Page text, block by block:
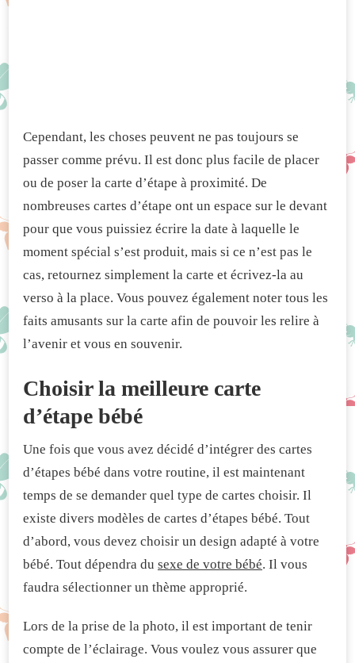
Cependant, les choses peuvent ne pas toujours se
passer comme prévu. Il est donc plus facile de placer
ou de poser la carte d’étape à proximité. De
nombreuses cartes d’étape ont un espace sur le devant
pour que vous puissiez écrire la date à laquelle le
moment spécial s’est produit, mais si ce n’est pas le
cas, retournez simplement la carte et écrivez-la au
verso à la place. Vous pouvez également noter tous les
faits amusants sur la carte afin de pouvoir les relire à
l’avenir et vous en souvenir.
Choisir la meilleure carte
d’étape bébé
Une fois que vous avez décidé d’intégrer des cartes
d’étapes bébé dans votre routine, il est maintenant
temps de se demander quel type de cartes choisir. Il
existe divers modèles de cartes d’étapes bébé. Tout
d’abord, vous devez choisir un design adapté à votre
bébé. Tout dépendra du sexe de votre bébé. Il vous
faudra sélectionner un thème approprié.
Lors de la prise de la photo, il est important de tenir
compte de l’éclairage. Vous voulez vous assurer que